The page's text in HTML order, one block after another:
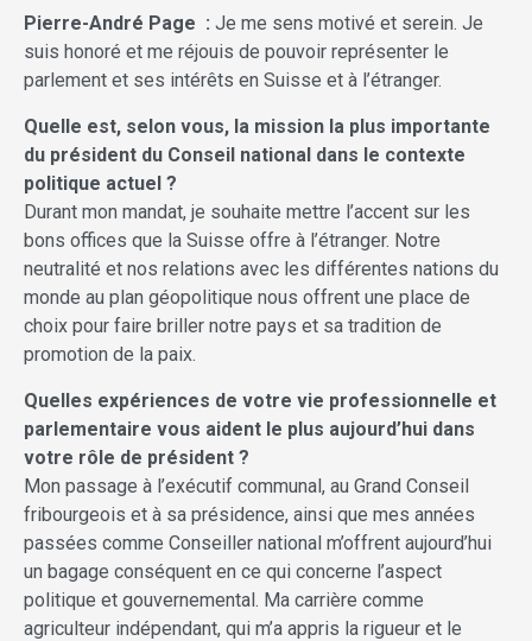
Pierre-André Page : Je me sens motivé et serein. Je
suis honoré et me réjouis de pouvoir représenter le
parlement et ses intérêts en Suisse et à l’étranger.
Quelle est, selon vous, la mission la plus importante
du président du Conseil national dans le contexte
politique actuel ?
Durant mon mandat, je souhaite mettre l’accent sur les
bons offices que la Suisse offre à l’étranger. Notre
neutralité et nos relations avec les différentes nations du
monde au plan géopolitique nous offrent une place de
choix pour faire briller notre pays et sa tradition de
promotion de la paix.
Quelles expériences de votre vie professionnelle et
parlementaire vous aident le plus aujourd’hui dans
votre rôle de président ?
Mon passage à l’exécutif communal, au Grand Conseil
fribourgeois et à sa présidence, ainsi que mes années
passées comme Conseiller national m’offrent aujourd’hui
un bagage conséquent en ce qui concerne l’aspect
politique et gouvernemental. Ma carrière comme
agriculteur indépendant, qui m’a appris la rigueur et le